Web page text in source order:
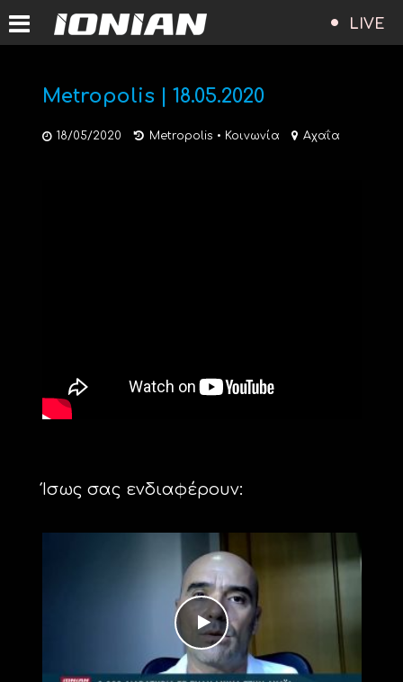
LIVE
Metropolis | 18.05.2020
18/05/2020 Metropolis • Κοινωνία Αχαΐα
Ίσως σας ενδιαφέρουν: